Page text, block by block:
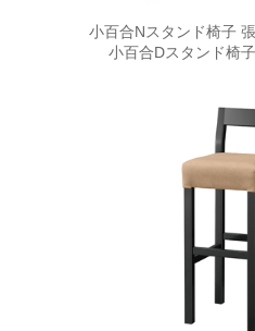
小百合Nスタンド椅子
小百合Dスタンド椅